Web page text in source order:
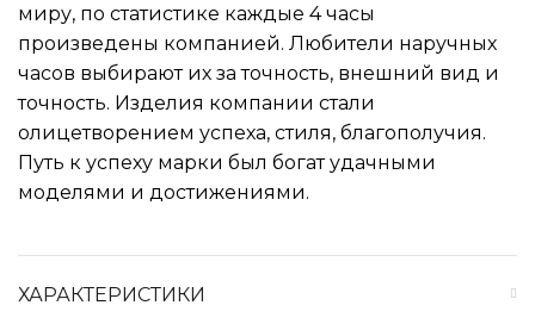
миру, по статистике каждые 4 часы
произведены компанией. Любители наручных
часов выбирают их за точность, внешний вид и
точность. Изделия компании стали
олицетворением успеха, стиля, благополучия.
Путь к успеху марки был богат удачными
моделями и достижениями.
ХАРАКТЕРИСТИКИ